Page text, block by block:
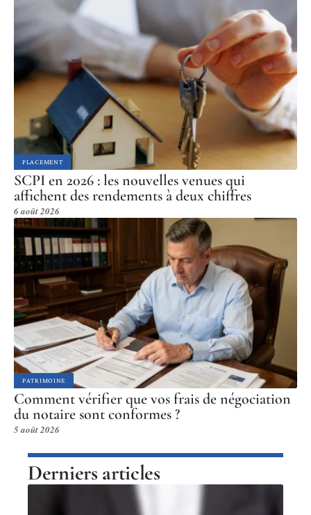
PLACEMENT
SCPI en 2026 : les nouvelles venues qui
affichent des rendements à deux chiffres
6 août 2026
PATRIMOINE
Comment vérifier que vos frais de négociation
du notaire sont conformes ?
5 août 2026
Derniers articles